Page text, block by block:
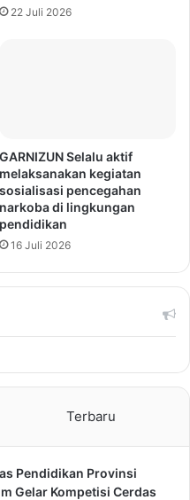
22 Juli 2026
GARNIZUN Selalu aktif
melaksanakan kegiatan
sosialisasi pencegahan
narkoba di lingkungan
pendidikan
16 Juli 2026
Terbaru
Pendidikan Provinsi
Gelar Kompetisi Cerdas